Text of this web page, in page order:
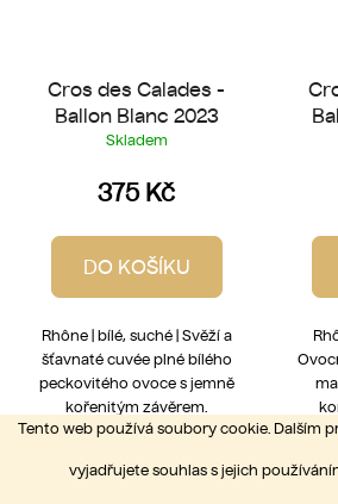
Tento web používá soubory cookie. Dalším
vyjadřujete souhlas s jejich
Cros des Calades -
Ballon Blanc 2023
Skladem
375 Kč
DO KOŠÍKU
Rhône | bílé, suché | Svěží a
šťavnaté cuvée plné bílého
peckovitého ovoce s jemně
kořenitým závěrem.